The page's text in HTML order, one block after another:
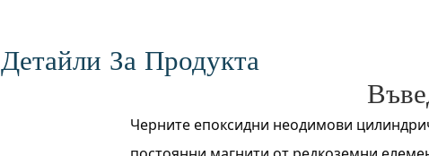
Детайли За Продукта
Черните епоксидни неодимови